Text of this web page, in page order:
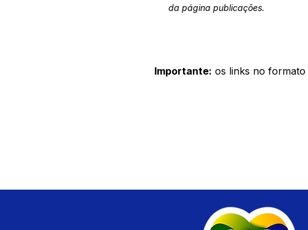
da página publicações.
Importante: os links no formato